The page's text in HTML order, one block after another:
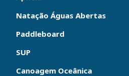
Natação Águas Abertas
Paddleboard
SUP
Canoagem Oceânica